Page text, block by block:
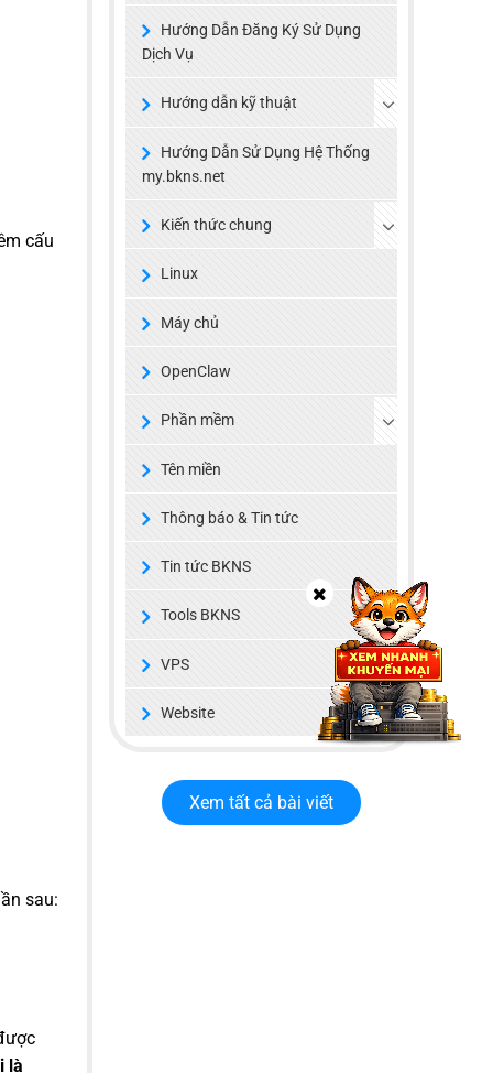
cấu
sau:
là
Hướng Dẫn Đăng Ký Sử Dụng
Dịch Vụ
Hướng dẫn kỹ thuật
Hướng Dẫn Sử Dụng Hệ Thống
my.bkns.net
Kiến thức chung
Linux
Máy chủ
OpenClaw
Phần mềm
Tên miền
Thông báo & Tin tức
Tin tức BKNS
Tools BKNS
VPS
Website
Xem tất cả bài viết